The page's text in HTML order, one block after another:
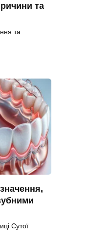
та
та
Сутої